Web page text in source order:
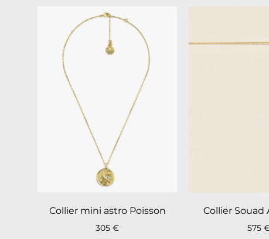
Collier mini astro Poisson
305 €
Collier
575